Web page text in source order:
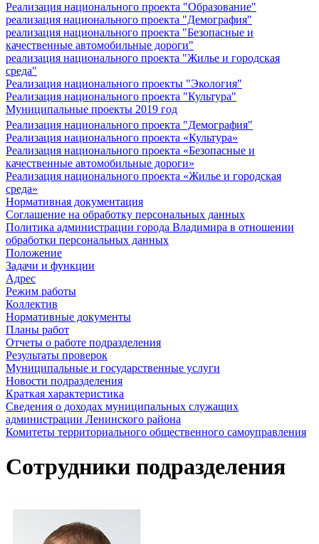
Реализация национального проекта "Образование"
реализация национального проекта "Демография"
реализация национального проекта "Безопасные и
качественные автомобильные дороги"
реализация национального проекта "Жилье и городская
среда"
Реализация национального проекты "Экология"
Реализация национального проекта "Культура"
Муниципальные проекты 2019 год
Реализация национального проекта "Демография"
Реализация национального проекта «Культура»
Реализация национального проекта «Безопасные и
качественные автомобильные дороги»
Реализация национального проекта «Жилье и городская
среда»
Нормативная документация
Соглашение на обработку персональных данных
Политика администрации города Владимира в отношении
обработки персональных данных
Положение
Задачи и функции
Адрес
Режим работы
Коллектив
Нормативные документы
Планы работ
Отчеты о работе подразделения
Результаты проверок
Муниципальные и государственные услуги
Новости подразделения
Краткая характеристика
Сведения о доходах муниципальных служащих
администрации Ленинского района
Комитеты территориального общественного самоуправления
Сотрудники подразделения